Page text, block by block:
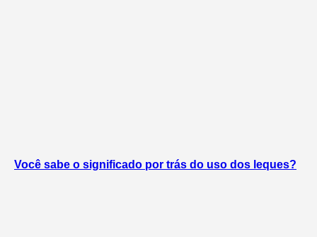
Você sabe o significado por trás do uso dos leques?